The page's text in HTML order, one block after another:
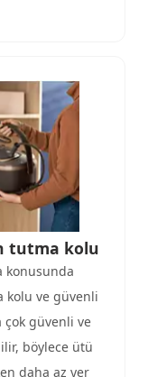
tutma kolu​
konusunda
kolu ve güvenli
çok güvenli ve
böylece ütü
daha az yer